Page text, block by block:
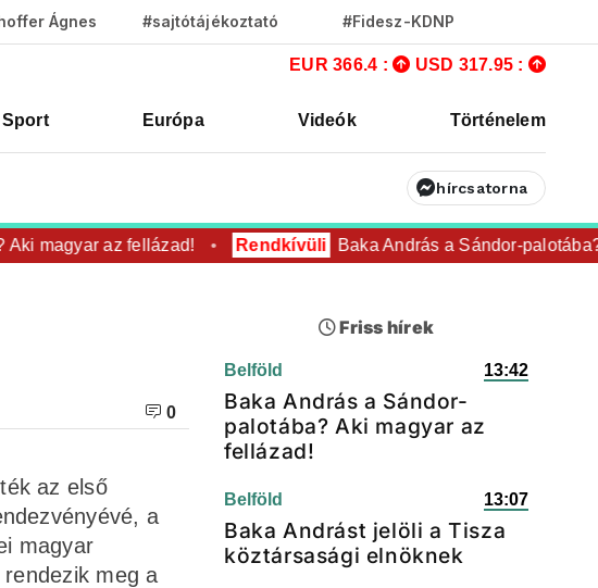
Ágnes #sajtótájékoztató #Fidesz-KDNP
EUR 366.4 : USD 317.95 :
Sport Európa Videók Történelem
hírcsatorna
magyar az fellázad! Rendkívüli Baka András a Sándor-palotába?
0
az első
a
magyar
meg a
Friss hírek
Belföld 13:42
Baka András a Sándor-
palotába? Aki magyar az
fellázad!
Belföld 13:07
Baka Andrást jelöli a Tisza
köztársasági elnöknek